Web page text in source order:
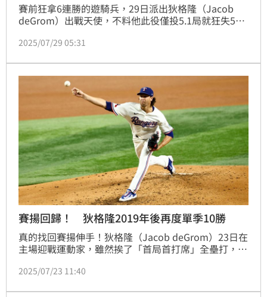
賽前狂拿6連勝的遊騎兵，29日派出狄格隆（Jacob
deGrom）出戰天使，不料他此役僅投5.1局就狂失5分
他本季21場出賽中第1次失分多達5分，終場遊騎兵以
2025/07/29 05:31
賽揚回歸！ 狄格隆2019年後再度單季10勝
真的找回賽揚伸手！狄格隆（Jacob deGrom）23日在
主場迎戰運動家，雖然挨了「首局首打席」全壘打，但
家，狄格隆拿下本季第10勝，他上一個雙位數勝投賽季
2025/07/23 11:40